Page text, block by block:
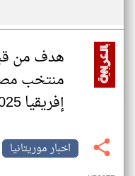
هدف من
منتخب
إفريقيا 2025
اخبار موريتانيا